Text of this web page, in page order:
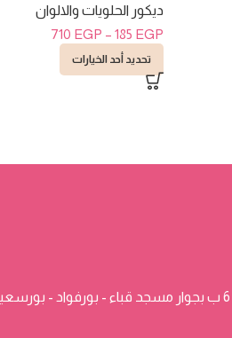
ديكور الحلويات والالوان
185 EGP
–
710 EGP
تحديد أحد الخيارات